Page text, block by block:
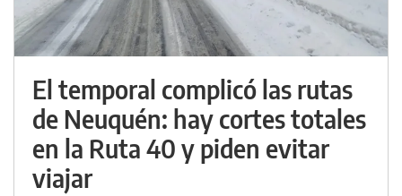
El temporal complicó las rutas
de Neuquén: hay cortes totales
en la Ruta 40 y piden evitar
viajar